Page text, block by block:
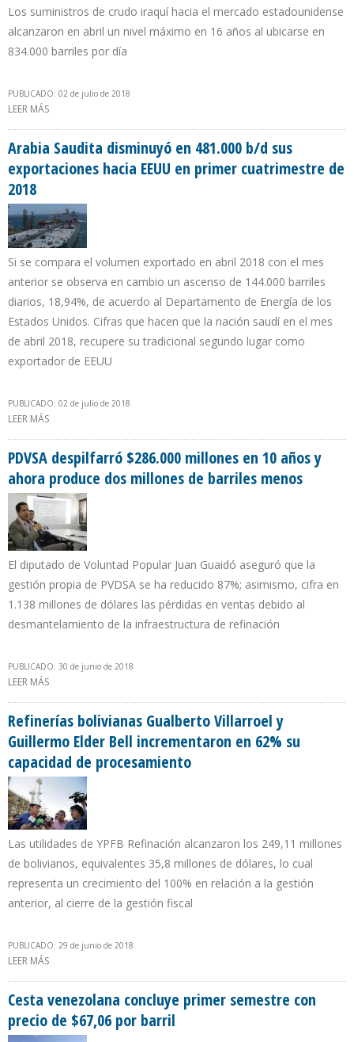
Los suministros de crudo iraquí hacia el mercado estadounidense
alcanzaron en abril un nivel máximo en 16 años al ubicarse en
834.000 barriles por día
PUBLICADO: 02 de julio de 2018
LEER MÁS
Arabia Saudita disminuyó en 481.000 b/d sus
exportaciones hacia EEUU en primer cuatrimestre de
2018
Si se compara el volumen exportado en abril 2018 con el mes
anterior se observa en cambio un ascenso de 144.000 barriles
diarios, 18,94%, de acuerdo al Departamento de Energía de los
Estados Unidos. Cifras que hacen que la nación saudí en el mes
de abril 2018, recupere su tradicional segundo lugar como
exportador de EEUU
PUBLICADO: 02 de julio de 2018
LEER MÁS
PDVSA despilfarró $286.000 millones en 10 años y
ahora produce dos millones de barriles menos
El diputado de Voluntad Popular Juan Guaidó aseguró que la
gestión propia de PVDSA se ha reducido 87%; asimismo, cifra en
1.138 millones de dólares las pérdidas en ventas debido al
desmantelamiento de la infraestructura de refinación
PUBLICADO: 30 de junio de 2018
LEER MÁS
Refinerías bolivianas Gualberto Villarroel y
Guillermo Elder Bell incrementaron en 62% su
capacidad de procesamiento
Las utilidades de YPFB Refinación alcanzaron los 249,11 millones
de bolivianos, equivalentes 35,8 millones de dólares, lo cual
representa un crecimiento del 100% en relación a la gestión
anterior, al cierre de la gestión fiscal
PUBLICADO: 29 de junio de 2018
LEER MÁS
DE PROCESAMIENTO
Cesta venezolana concluye primer semestre con
precio de $67,06 por barril